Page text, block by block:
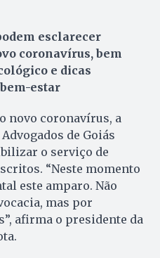
esclarecer
coronavírus, bem
e dicas
estar
novo coronavírus, a
de Goiás
o serviço de
“Neste momento
este amparo. Não
mas por
afirma o presidente da